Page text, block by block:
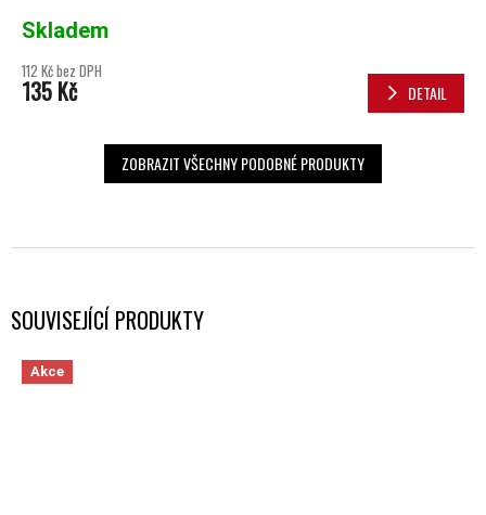
SOUVISEJÍCÍ PRODUKTY
Akce
Skladem
112 Kč bez DPH
135 Kč DETAIL
ZOBRAZIT VŠECHNY PODOBNÉ PRODUKTY